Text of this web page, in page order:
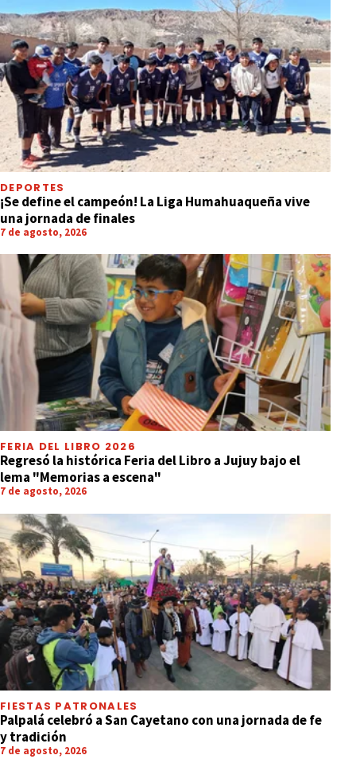
DEPORTES
¡Se define el campeón! La Liga Humahuaqueña vive
una jornada de finales
7 de agosto, 2026
FERIA DEL LIBRO 2026
Regresó la histórica Feria del Libro a Jujuy bajo el
lema "Memorias a escena"
7 de agosto, 2026
FIESTAS PATRONALES
Palpalá celebró a San Cayetano con una jornada de fe
y tradición
7 de agosto, 2026